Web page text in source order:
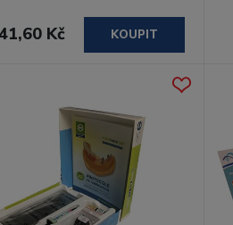
Kč KOUPIT